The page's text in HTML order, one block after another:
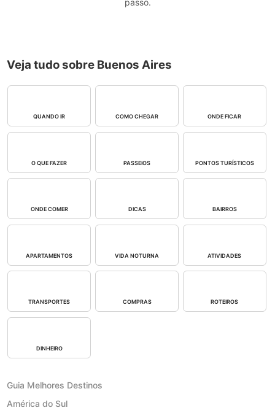
passo.
Veja tudo sobre Buenos Aires
QUANDO IR COMO CHEGAR ONDE FICAR
O QUE FAZER PASSEIOS PONTOS TURÍSTICOS
ONDE COMER DICAS BAIRROS
APARTAMENTOS VIDA NOTURNA ATIVIDADES
TRANSPORTES COMPRAS ROTEIROS
DINHEIRO
Guia Melhores Destinos
América do Sul